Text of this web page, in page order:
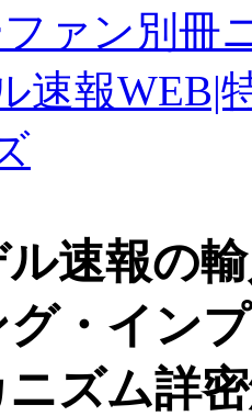
速報の
グ・イン
ズム詳